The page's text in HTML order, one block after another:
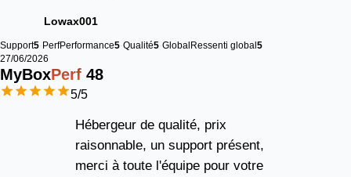
Lowax001
Support5 PerfPerformance5 Qualité5 Global Ressenti global 5
27/06/2026
MyBoxPerf 48
5/5
Hébergeur de qualité, prix
raisonnable, un support présent,
merci à toute l'équipe pour votre